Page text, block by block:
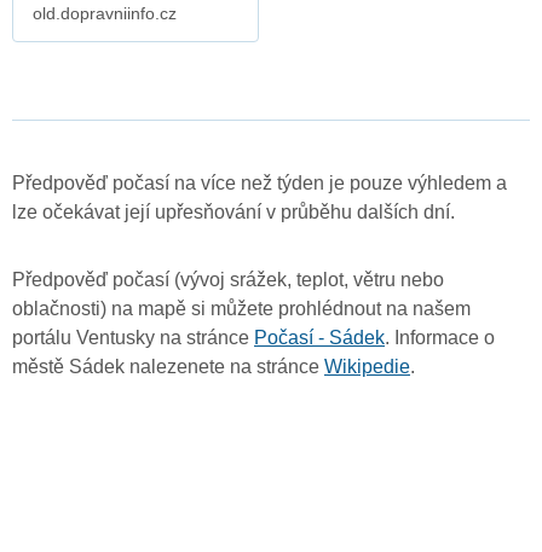
old.dopravniinfo.cz
Předpověď počasí na více než týden je pouze výhledem a
lze očekávat její upřesňování v průběhu dalších dní.
Předpověď počasí (vývoj srážek, teplot, větru nebo
oblačnosti) na mapě si můžete prohlédnout na našem
portálu Ventusky na stránce Počasí - Sádek. Informace o
městě Sádek nalezenete na stránce Wikipedie.